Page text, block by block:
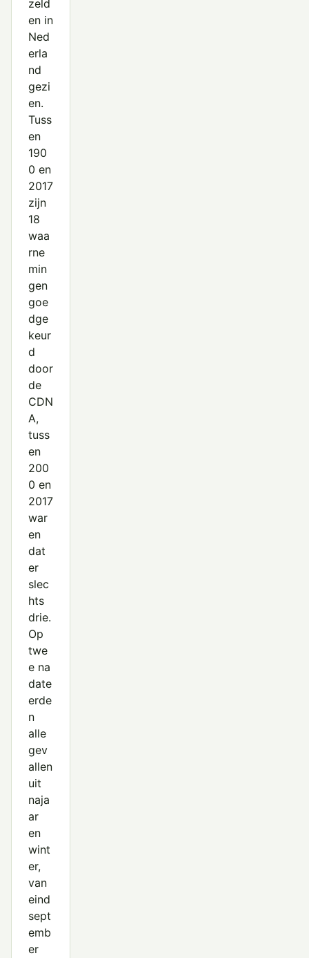
zeld
en in
Ned
erla
nd
gezi
en.
Tuss
en
190
0 en
2017
zijn
18
waa
rne
min
gen
goe
dge
keur
d
door
de
CDN
A,
tuss
en
200
0 en
2017
war
en
dat
er
slec
hts
drie.
Op
twe
e na
date
erde
n
alle
gev
allen
uit
naja
ar
en
wint
er,
van
eind
sept
emb
er